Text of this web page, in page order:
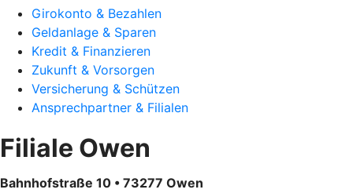
Girokonto & Bezahlen
Geldanlage & Sparen
Kredit & Finanzieren
Zukunft & Vorsorgen
Versicherung & Schützen
Ansprechpartner & Filialen
Filiale Owen
Bahnhofstraße 10 • 73277 Owen